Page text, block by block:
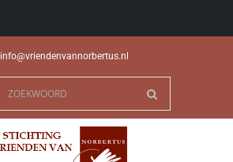
info@vriendenvannorbertus.nl